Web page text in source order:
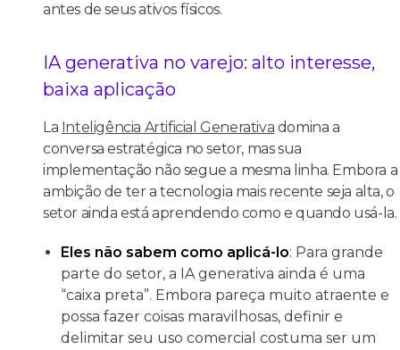
antes de seus ativos físicos.
IA generativa no varejo: alto interesse,
baixa aplicação
La Inteligência Artificial Generativa domina a
conversa estratégica no setor, mas sua
implementação não segue a mesma linha. Embora a
ambição de ter a tecnologia mais recente seja alta, o
setor ainda está aprendendo como e quando usá-la.
Eles não sabem como aplicá-lo: Para grande
parte do setor, a IA generativa ainda é uma
“caixa preta”. Embora pareça muito atraente e
possa fazer coisas maravilhosas, definir e
delimitar seu uso comercial costuma ser um